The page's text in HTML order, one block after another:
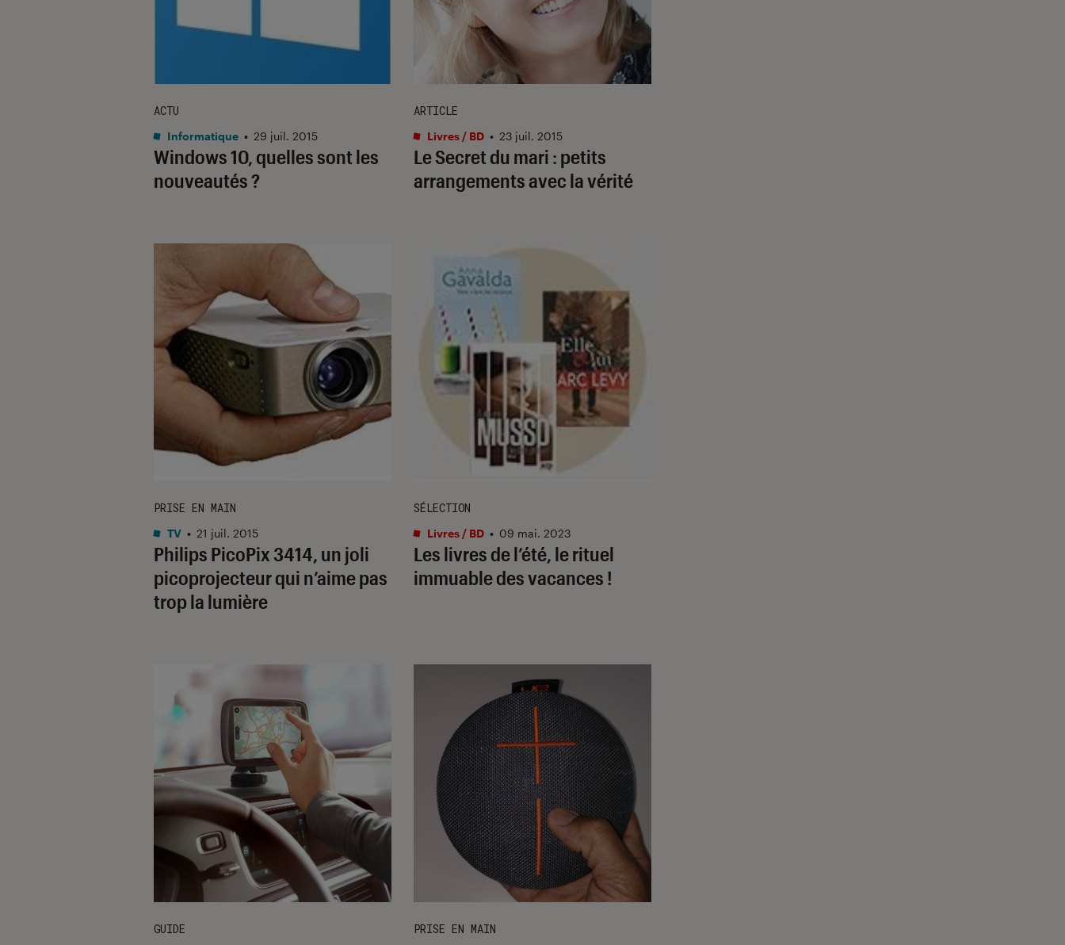
Windows 10, quelles sont les
nouveautés ?
ACTU
Informatique • 29 juil. 2015
Le Secret du mari : petits
arrangements avec la vérité
ARTICLE
Livres / BD • 23 juil. 2015
Philips PicoPix 3414, un joli
picoprojecteur qui n’aime pas
trop la lumière
PRISE EN MAIN
TV • 21 juil. 2015
Les livres de l’été, le rituel
immuable des vacances !
SÉLECTION
Livres / BD • 09 mai. 2023
GUIDE PRISE EN MAIN